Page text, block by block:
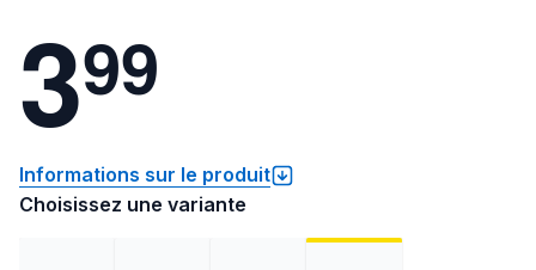
399
Informations sur le produit
Choisissez une variante